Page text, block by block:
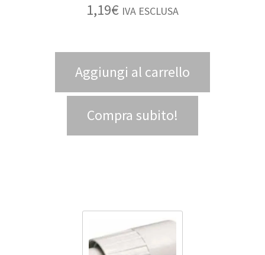
1,19€ IVA ESCLUSA
Aggiungi al carrello
Compra subito!